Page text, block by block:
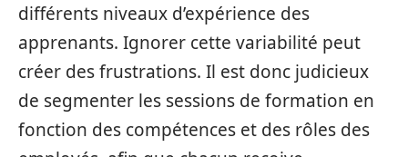
différents niveaux d’expérience des
apprenants. Ignorer cette variabilité peut
créer des frustrations. Il est donc judicieux
de segmenter les sessions de formation en
fonction des compétences et des rôles des